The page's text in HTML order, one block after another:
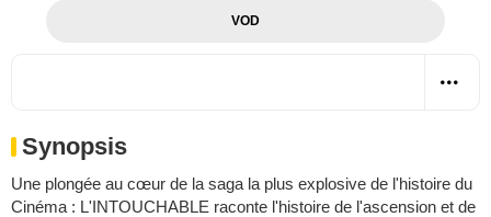
VOD
Synopsis
Une plongée au cœur de la saga la plus explosive de l'histoire du
Cinéma : L'INTOUCHABLE raconte l'histoire de l'ascension et de